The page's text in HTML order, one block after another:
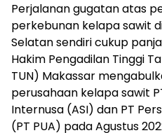
Perjalanan gugatan atas
perkebunan kelapa sawit
Selatan sendiri cukup
Hakim Pengadilan Tinggi
TUN) Makassar
perusahaan kelapa sawit
Internusa (ASI) dan PT
(PT PUA) pada Agustus